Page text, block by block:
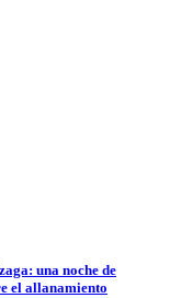
una noche de
el allanamiento